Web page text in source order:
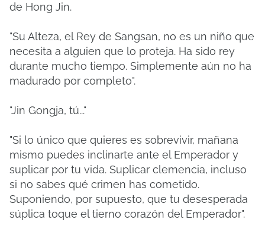
de Hong Jin.
"Su Alteza, el Rey de Sangsan, no es un niño que
necesita a alguien que lo proteja. Ha sido rey
durante mucho tiempo. Simplemente aún no ha
madurado por completo".
"Jin Gongja, tú..."
"Si lo único que quieres es sobrevivir, mañana
mismo puedes inclinarte ante el Emperador y
suplicar por tu vida. Suplicar clemencia, incluso
si no sabes qué crimen has cometido.
Suponiendo, por supuesto, que tu desesperada
súplica toque el tierno corazón del Emperador".